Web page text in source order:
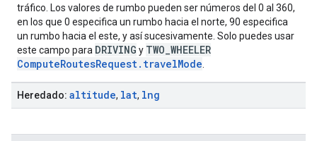
tráfico. Los valores de rumbo pueden ser números del 0 al 360,
en los que 0 especifica un rumbo hacia el norte, 90 especifica
un rumbo hacia el este, y así sucesivamente. Solo puedes usar
este campo para DRIVING y TWO_WHEELER
ComputeRoutesRequest.travelMode
Heredado: altitude, lat, lng